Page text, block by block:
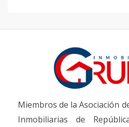
Miembros de la Asociación
Inmobiliarias de